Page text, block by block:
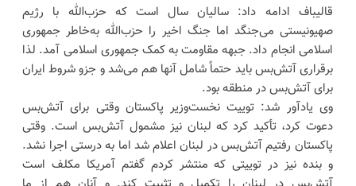
قالیباف ادامه داد: سالیان سال است که حزب‌الله با رژیم
صهیونیستی می‌جنگد اما جنگ اخیر را حزب‌الله به‌خاطر جمهوری
اسلامی انجام داد. جبهه مقاومت به کمک جمهوری اسلامی آمد. لذا
برقراری آتش‌بس باید حتماً شامل آنها هم می‌شد و جزو شروط ایران
برای آتش‌بس در منطقه بود.
وی یادآور شد: توییت نخست‌وزیر پاکستان وقتی برای آتش‌بس
دعوت کرد، تأکید کرد که لبنان نیز مشمول آتش‌بس است. وقتی
پاکستان رفتیم آتش‌بس در لبنان اعلام شد اما به درستی اجرا نشد.
و بنده نیز در توییتی که منتشر کردم گفتم آمریکا مکلف است